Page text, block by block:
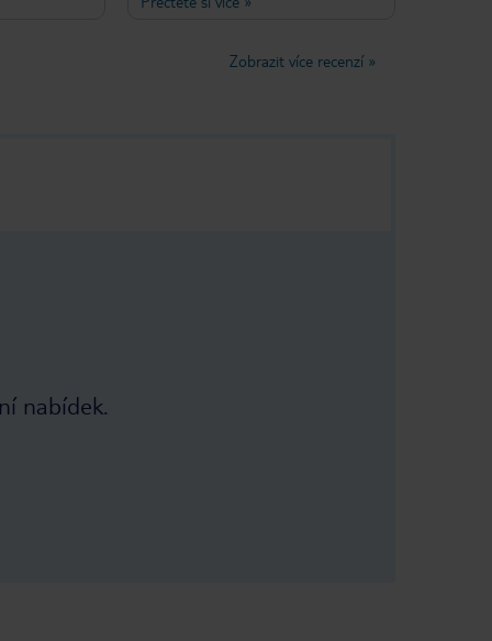
byl čistý a
Personál je opravdu zdvořilý a věc,
skutečnost, že mají třílůžkové pokoje,
což je u hotelů IBIS opravdu vzácné.
Zobrazit více recenzí»
nabídek.